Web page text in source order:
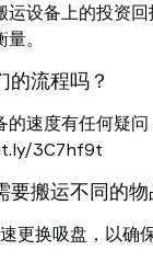
运设备上的投资
。
的流程吗？
的速度有任何疑
3C7hf9t
要搬运不同的物
更换吸盘，以确